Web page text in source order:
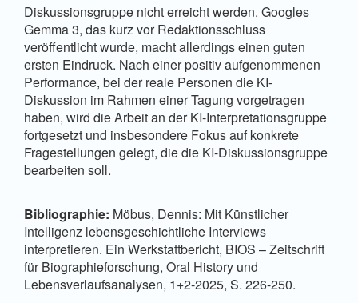
Diskussionsgruppe nicht erreicht werden. Googles
Gemma 3, das kurz vor Redaktionsschluss
veröffentlicht wurde, macht allerdings einen guten
ersten Eindruck. Nach einer positiv aufgenommenen
Performance, bei der reale Personen die KI-
Diskussion im Rahmen einer Tagung vorgetragen
haben, wird die Arbeit an der KI-Interpretationsgruppe
fortgesetzt und insbesondere Fokus auf konkrete
Fragestellungen gelegt, die die KI-Diskussionsgruppe
bearbeiten soll.
Bibliographie: Möbus, Dennis: Mit Künstlicher
Intelligenz lebensgeschichtliche Interviews
interpretieren. Ein Werkstattbericht, BIOS – Zeitschrift
für Biographieforschung, Oral History und
Lebensverlaufsanalysen, 1+2-2025, S. 226-250.